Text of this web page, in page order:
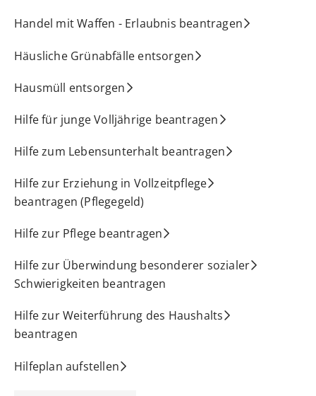
Handel mit Waffen - Erlaubnis beantragen
Häusliche Grünabfälle entsorgen
Hausmüll entsorgen
Hilfe für junge Volljährige beantragen
Hilfe zum Lebensunterhalt beantragen
Hilfe zur Erziehung in Vollzeitpflege
beantragen (Pflegegeld)
Hilfe zur Pflege beantragen
Hilfe zur Überwindung besonderer sozialer
Schwierigkeiten beantragen
Hilfe zur Weiterführung des Haushalts
beantragen
Hilfeplan aufstellen